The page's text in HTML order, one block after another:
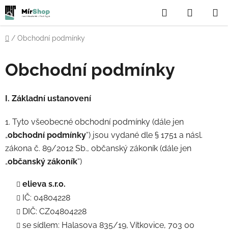
Přejít
na
obsah
Hledat
KOŠÍK
Domů
/ Obchodní podmínky
Obchodní podmínky
I. Základní ustanovení
1. Tyto všeobecné obchodní podmínky (dále jen
„obchodní podmínky“) jsou vydané dle § 1751 a násl.
zákona č. 89/2012 Sb., občanský zákoník (dále jen
„občanský zákoník“)
elieva s.r.o.
IČ: 04804228
DIČ: CZ04804228
se sídlem: Halasova 835/19, Vítkovice, 703 00